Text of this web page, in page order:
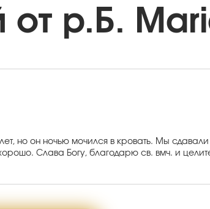
р.Б.
но он ночью мочился в кровать. Мы
Слава Богу, благодарю св. вмч. и